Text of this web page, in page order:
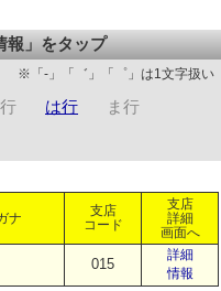
報」をタップ
※「-」「゛」「゜」は1文字扱い
は行
ま行
ナ
支店
コード
支店
詳細
画面へ
015
詳細
情報